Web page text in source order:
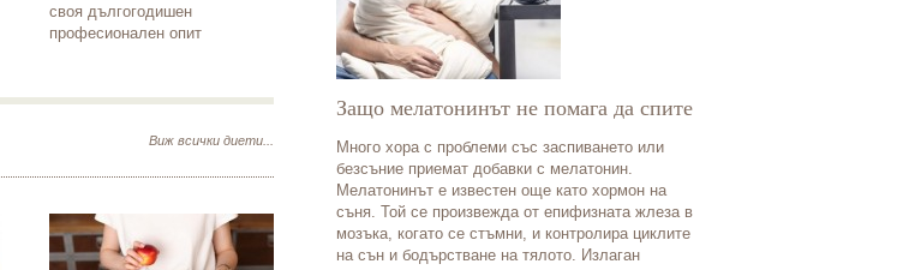
своя дългогодишен
професионален опит
Виж всички диети...
Защо мелатонинът не помага да спите
Много хора с проблеми със заспиването или
безсъние приемат добавки с мелатонин.
Мелатонинът е известен още като хормон на
съня. Той се произвежда от епифизната жлеза в
мозъка, когато се стъмни, и контролира циклите
на сън и бодърстване на тялото. Излаган